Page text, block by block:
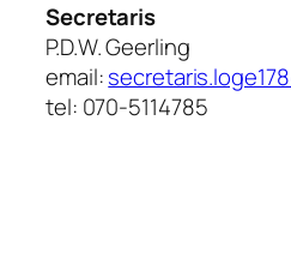
Secretaris
P.D.W. Geerling
email:
tel: 070-5114785